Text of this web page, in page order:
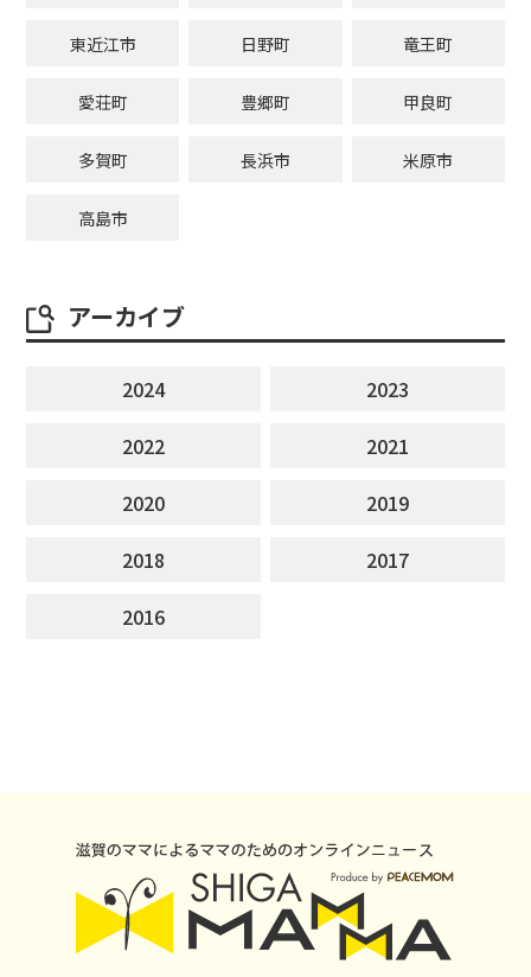
東近江市 日野町 竜王町
愛荘町 豊郷町 甲良町
多賀町 長浜市 米原市
高島市
アーカイブ
2024
2023
2022
2021
2020
2019
2018
2017
2016